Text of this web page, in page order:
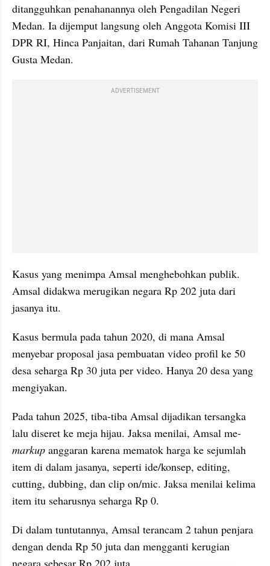
ditangguhkan penahanannya oleh Pengadilan Negeri
Medan. Ia dijemput langsung oleh Anggota Komisi III
DPR RI, Hinca Panjaitan, dari Rumah Tahanan Tanjung
Gusta Medan.
ADVERTISEMENT
Kasus yang menimpa Amsal menghebohkan publik.
Amsal didakwa merugikan negara Rp 202 juta dari
jasanya itu.
Kasus bermula pada tahun 2020, di mana Amsal
menyebar proposal jasa pembuatan video profil ke 50
desa seharga Rp 30 juta per video. Hanya 20 desa yang
mengiyakan.
Pada tahun 2025, tiba-tiba Amsal dijadikan tersangka
lalu diseret ke meja hijau. Jaksa menilai, Amsal me-
markup anggaran karena mematok harga ke sejumlah
item di dalam jasanya, seperti ide/konsep, editing,
cutting, dubbing, dan clip on/mic. Jaksa menilai kelima
item itu seharusnya seharga Rp 0.
Di dalam tuntutannya, Amsal terancam 2 tahun penjara
dengan denda Rp 50 juta dan mengganti kerugian
negara sebesar Rp 202 juta.